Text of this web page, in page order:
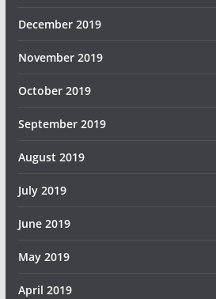
December 2019
November 2019
October 2019
September 2019
August 2019
July 2019
June 2019
May 2019
April 2019